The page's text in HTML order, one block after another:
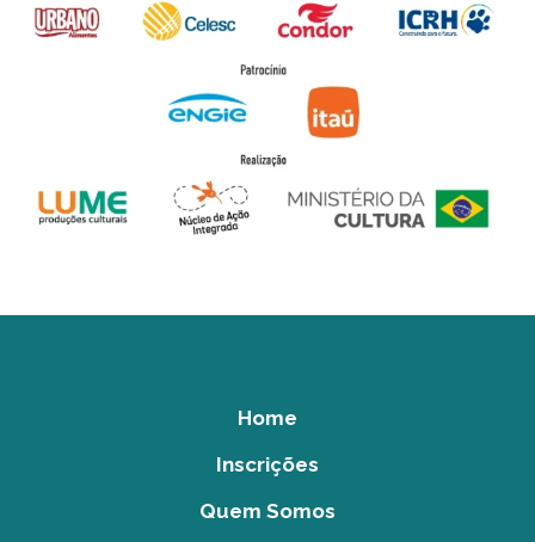
Home
Inscrições
Quem Somos